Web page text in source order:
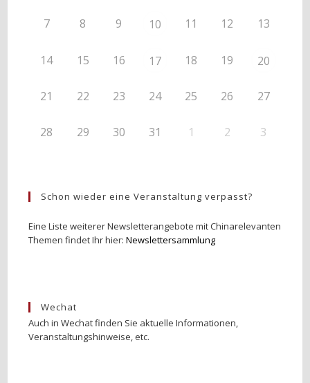
7 8 9 10 11 12 13
14 15 16 17 18 19 20
21 22 23 24 25 26 27
28 29 30 31 1 2 3
Schon wieder eine Veranstaltung verpasst?
Eine Liste weiterer Newsletterangebote mit Chinarelevanten
Themen findet Ihr hier:Newslettersammlung
Wechat
Auch in Wechat finden Sie aktuelle Informationen,
Veranstaltungshinweise, etc.